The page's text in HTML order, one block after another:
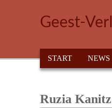
Geest-
HAUPTMENÜ
START NEWS
Ruzia